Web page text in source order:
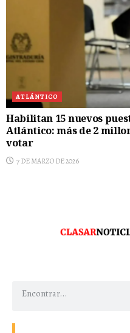
ATLÁNTICO
Habilitan 15 nuevos
Atlántico: más de 2
votar
7 DE MARZO DE 2026